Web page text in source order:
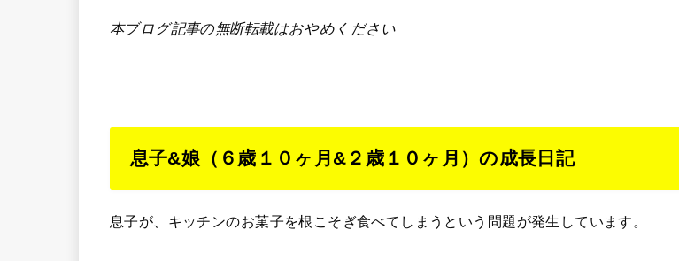
本ブログ記事の無断転載はおやめください
息子&娘（６歳１０ヶ月&２歳１０ヶ月）の成長日記
息子が、キッチンのお菓子を根こそぎ食べてしまうという問題が発生しています。